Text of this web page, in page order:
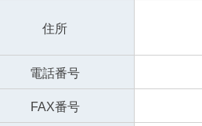
住所
電話番号
FAX番号